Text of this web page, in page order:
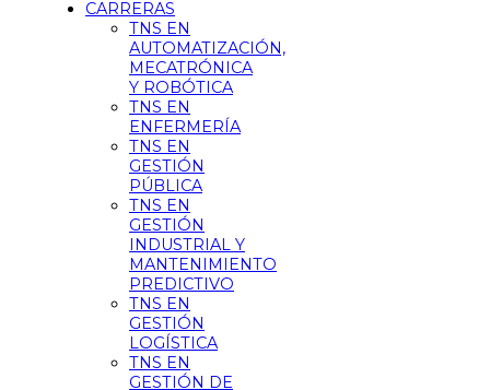
CARRERAS
TNS EN
AUTOMATIZACIÓN,
MECATRÓNICA
Y ROBÓTICA
TNS EN
ENFERMERÍA
TNS EN
GESTIÓN
PÚBLICA
TNS EN
GESTIÓN
INDUSTRIAL Y
MANTENIMIENTO
PREDICTIVO
TNS EN
GESTIÓN
LOGÍSTICA
TNS EN
GESTIÓN DE